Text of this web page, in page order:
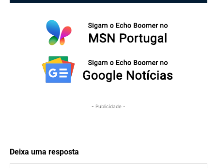
- Publicidade -
Deixa uma resposta